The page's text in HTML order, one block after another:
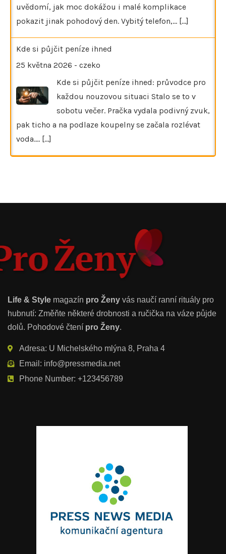
uvědomí, jak moc dokážou i malé komplikace
pokazit jinak pohodový den. Vybitý telefon,… [...]
Kde si půjčit peníze ihned
25 května 2026 - czeko
Kde si půjčit peníze ihned: průvodce pro
každou nouzovou situaci Stalo se to v
sobotu večer. Pračka vydala podivný zvuk,
pak ticho a na podlaze koupelny se začala rozlévat
voda.… [...]
Life & Style magazín pro Ženy vás naučí ranní rituály pro
hubnutí: Změňte některé drobnosti a ručička na váze půjde
dolů. Pohodové čtení pro Ženy.
Adresa: U Michelského mlýna 8, Praha 4
Email: info@pressmedia.net
Phone Number: +123456789